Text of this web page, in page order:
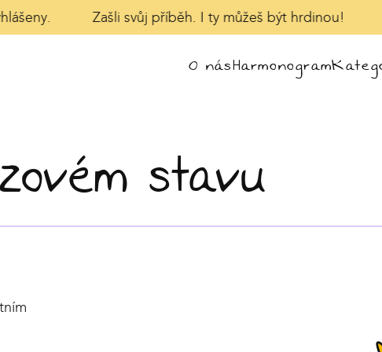
Zašli svůj příběh. I ty můžeš být hrdinou!
O násHarmonogram
stavu